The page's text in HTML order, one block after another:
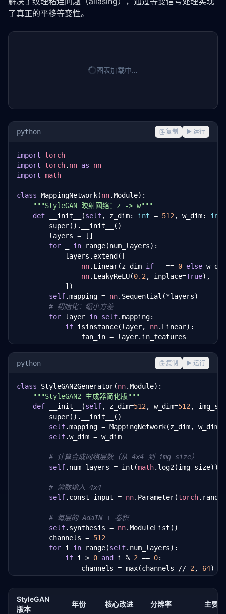
了真正的平移等变性。
图表加载中…
python 复制 ▶ 运行
import torch
import torch. nn as
nn
import math
class MappingNetwork(nn.Module):
"""StyleGAN 映射网络：z -> w"""
def __init__(self, z_dim: int = 512 , w_dim: int
        super().__init__()
        layers = []
for
in range(num_layers):
            layers.extend([
nn.Linear(z_dim if _ == 0 else
nn.LeakyReLU(0.2 , inplace=True),
            ])
self.mapping = nn.Sequential(*layers)
# 初始化：缩小方差
for layer in self.mapping:
if isinstance(layer, nn.Linear):
                fan_in = layer.in_features
                layer.weight.data *=
1.0 / math
def .Tensor) -> torch
        z = z /
torch.linalg.norm(z, dim=-
return self.mapping(z)
AdaIN(nn .Module):
"""自适应实例归一化"""
__init__(self , channels:
self.norm = nn.InstanceNorm2d(channels,
self.style_scale = nn .Linear(w_dim,
# 初始化：输出接近 1 和 0
nn.init.zeros_(self .style_scale.weight)
nn .init.zeros_(self.style_bias.weight)
nn.init.zeros_( self.style_bias.bias)
forward( self, x: torch.Tensor, w:
"""AdaIN: norm(x) * scale(w) + bias(w)"""
        normalized =
self .norm(x)
        bias =
self.style_bias(w).view(x.size(0), -
return normalized * scale + bias
python 复制 ▶ 运行
class StyleGAN2Generator(nn.Module):
"""StyleGAN2 生成器简化版"""
def __init__(self, z_dim=512 , w_dim=512 ,
        super().__init__()
self.mapping = MappingNetwork(z_dim, w_dim)
self.w_dim = w_dim
# 计算合成网络层数（从 4x4 到 img_size）
self.num_layers = int(math.log2(img_size))
# 常数输入 4x4
self.const_input = nn.Parameter(torch.randn(
# 每层的 AdaIN + 卷积
self.synthesis = nn.ModuleList()
        channels =
512
for i in range(self.num_layers):
if i > 0 and i % 2 == 0:
                channels = max(channels //
2 , 64)
self.synthesis.extend([
nn.Conv2d(channels, channels, 3,
                AdaIN(channels, w_dim),
nn
.LeakyReLU( , inplace=
),
StyleGAN
版本
年份 核心改进 分辨率 主要